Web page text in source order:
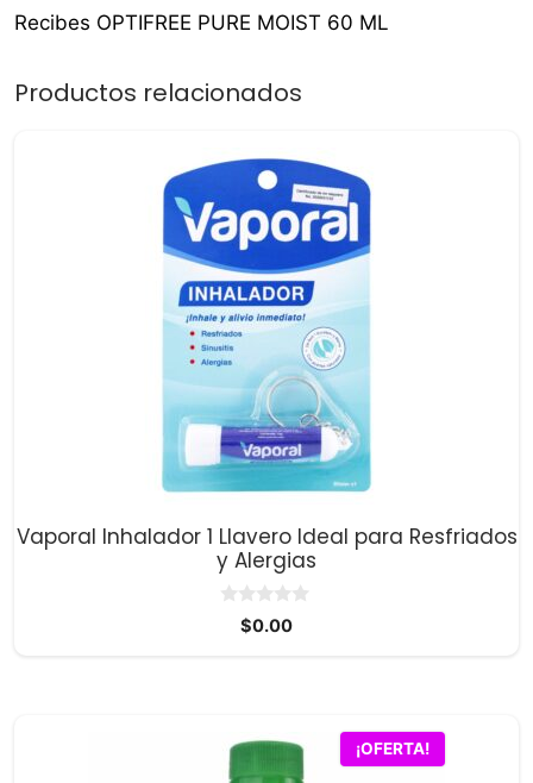
Recibes OPTIFREE PURE MOIST 60 ML
Productos relacionados
Vaporal Inhalador 1 Llavero Ideal para Resfriados
y Alergias
$0.00
¡OFERTA!